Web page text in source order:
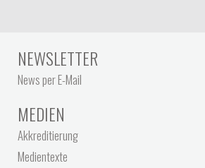
NEWSLETTER
News per E-Mail
MEDIEN
Akkreditierung
Medientexte